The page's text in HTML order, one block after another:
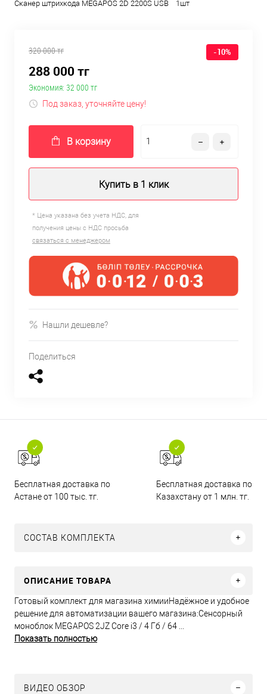
Сканер штрихкода MEGAPOS 2D 2200S USB 1шт
320 000 тг -10%
288 000 тг
Экономия: 32 000 тг
Под заказ, уточняйте цену!
В корзину
Купить в 1 клик
* Цена указана без учета НДС, для
получения цены с НДС просьба
связаться с менеджером
Нашли дешевле?
Поделиться
Бесплатная доставка по
Астане от 100 тыс. тг.
Бесплатная доставка по
Казахстану от 1 млн. тг.
СОСТАВ КОМПЛЕКТА
ОПИСАНИЕ ТОВАРА
Готовый комплект для магазина химииНадёжное и удобное
решение для автоматизации вашего магазина:Сенсорный
моноблок MEGAPOS 2JZ Core i3 / 4 Гб / 64 ...
Показать полностью
ВИДЕО ОБЗОР